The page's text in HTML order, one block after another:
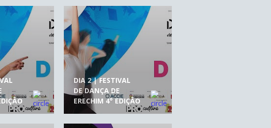
DIA 2 | FESTIVAL
DE DANÇA DE
ERECHIM 4° EDIÇÃO